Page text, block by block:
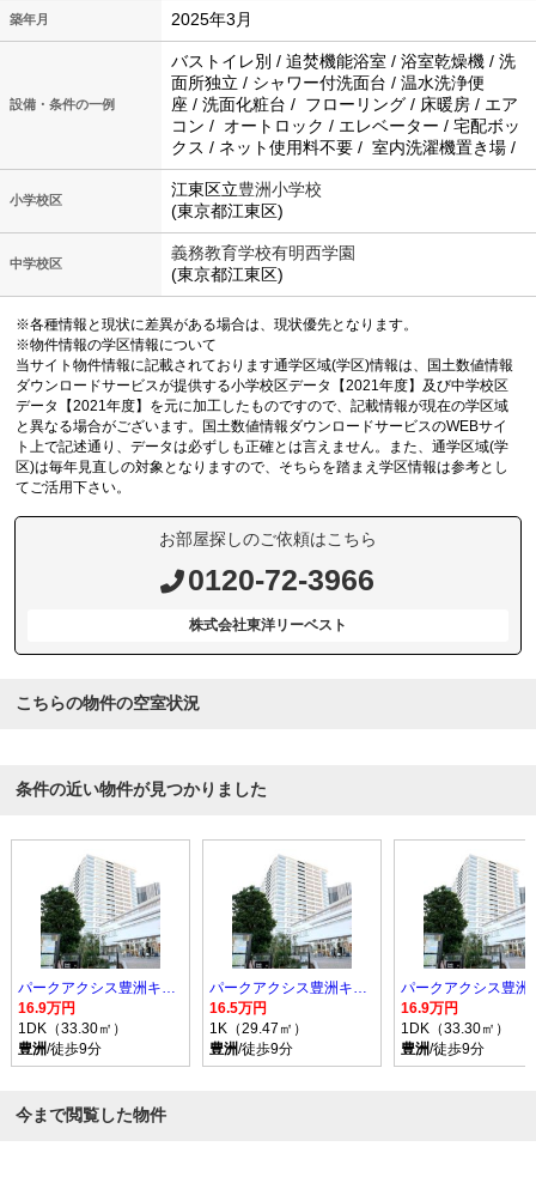
築年月 2025年3月
設備・条件の一例
バストイレ別 / 追焚機能浴室 / 浴室乾燥機 / 洗
面所独立 / シャワー付洗面台 / 温水洗浄便
座 / 洗面化粧台 / フローリング / 床暖房 / エア
コン / オートロック / エレベーター / 宅配ボッ
クス / ネット使用料不要 / 室内洗濯機置き場 /
小学校区
江東区立豊洲小学校
(東京都江東区)
中学校区
義務教育学校有明西学園
(東京都江東区)
※各種情報と現状に差異がある場合は、現状優先となります。
※物件情報の学区情報について
当サイト物件情報に記載されております通学区域(学区)情報は、国土数値情報
ダウンロードサービスが提供する小学校区データ【2021年度】及び中学校区
データ【2021年度】を元に加工したものですので、記載情報が現在の学区域
と異なる場合がございます。国土数値情報ダウンロードサービスのWEBサイ
ト上で記述通り、データは必ずしも正確とは言えません。また、通学区域(学
区)は毎年見直しの対象となりますので、そちらを踏まえ学区情報は参考とし
てご活用下さい。
お部屋探しのご依頼はこちら
0120-72-3966
株式会社東洋リーベスト
こちらの物件の空室状況
条件の近い物件が見つかりました
パークアクシス豊洲キャナル
16.9万円
1DK（33.30㎡）
豊洲/徒歩9分
パークアクシス豊洲キャナル
16.5万円
1K（29.47㎡）
豊洲/徒歩9分
16.9万円
1DK（33.30㎡）
豊洲/徒歩9分
今まで閲覧した物件